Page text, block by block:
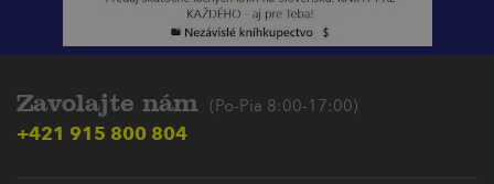
Zavolajte nám (Po-Pia 8:00-17:00)
+421 915 800 804